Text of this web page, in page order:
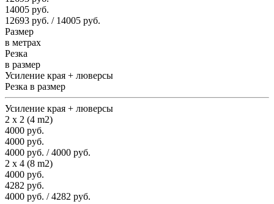
14005 руб.
12693 руб. / 14005 руб.
Размер
в метрах
Резка
в размер
Усиление края + люверсы
Резка в размер
Усиление края + люверсы
2 x 2 (4 m2)
4000 руб.
4000 руб.
4000 руб. / 4000 руб.
2 x 4 (8 m2)
4000 руб.
4282 руб.
4000 руб. / 4282 руб.